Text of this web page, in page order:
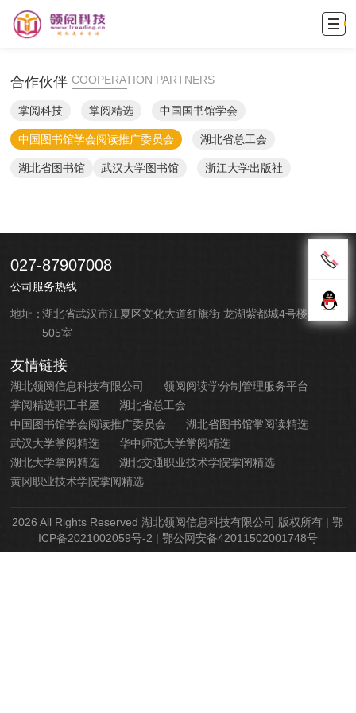
公司简介
产品展示
人才招聘
联系我们
合作伙伴 COOPERATION PARTNERS
掌阅科技 掌阅精选 中国国书馆学会
中国图书馆学会阅读推广委员会 湖北省总工会
湖北省图书馆 武汉大学图书馆 浙江大学出版社
027-87907008
公司服务热线
地址：湖北省武汉市江夏区文化大道红旗街 龙湖紫都城4号楼C区
505室
友情链接
湖北领阅信息科技有限公司
领阅阅读学分制管理服务平台
掌阅精选职工书屋
湖北省总工会
中国图书馆学会阅读推广委员会
湖北省图书馆掌阅读精选
武汉大学掌阅精选
华中师范大学掌阅精选
湖北大学掌阅精选
湖北交通职业技术学院掌阅精选
黄冈职业技术学院掌阅精选
2026 All Rights Reserved 湖北领阅信息科技有限公司 版权所有 |鄂
ICP备2021002059号-2 | 鄂公网安备42011502001748号